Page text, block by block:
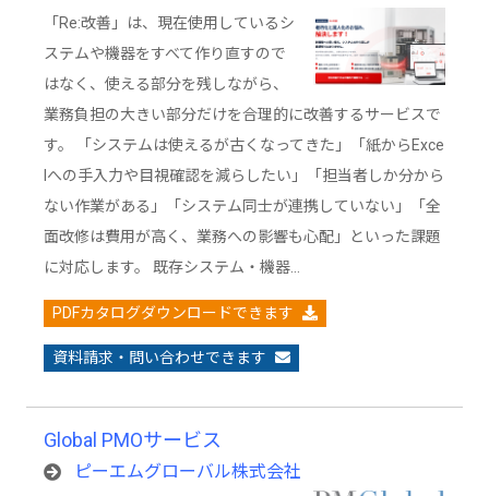
「Re:改善」は、現在使用しているシ
ステムや機器をすべて作り直すので
はなく、使える部分を残しながら、
業務負担の大きい部分だけを合理的に改善するサービスで
す。 「システムは使えるが古くなってきた」「紙からExce
lへの手入力や目視確認を減らしたい」「担当者しか分から
ない作業がある」「システム同士が連携していない」「全
面改修は費用が高く、業務への影響も心配」といった課題
に対応します。 既存システム・機器…
PDFカタログダウンロードできます
資料請求・問い合わせできます
Global PMOサービス
ピーエムグローバル株式会社